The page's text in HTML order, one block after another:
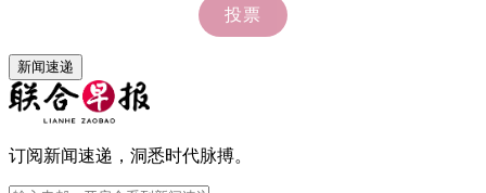
新闻速递
订阅新闻速递，洞悉时代脉搏。